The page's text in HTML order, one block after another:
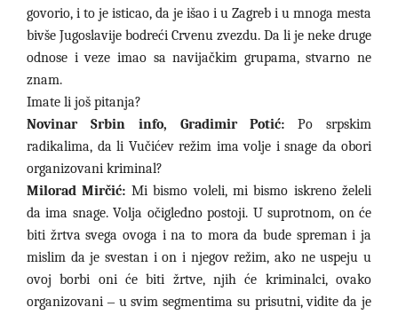
govorio, i to je isticao, da je išao i u Zagreb i u mnoga mesta
bivše Jugoslavije bodreći Crvenu zvezdu. Da li je neke druge
odnose i veze imao sa navijačkim grupama, stvarno ne
znam.
Imate li još pitanja?
Novinar Srbin info, Gradimir Potić:Po srpskim
radikalima, da li Vučićev režim ima volje i snage da obori
organizovani kriminal?
Milorad Mirčić: Mi bismo voleli, mi bismo iskreno želeli
da ima snage. Volja očigledno postoji. U suprotnom, on će
biti žrtva svega ovoga i na to mora da bude spreman i ja
mislim da je svestan i on i njegov režim, ako ne uspeju u
ovoj borbi oni će biti žrtve, njih će kriminalci, ovako
organizovani –u svim segmentima su prisutni, vidite da je